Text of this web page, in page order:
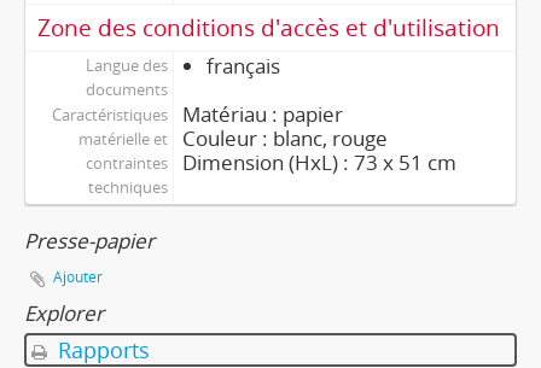
Zone des conditions d'accès et d'utilisation
Langue des
documents
français
Caractéristiques
matérielle et
contraintes
techniques
Matériau : papier
Couleur : blanc, rouge
Dimension (HxL) : 73 x 51 cm
Presse-papier
Ajouter
Explorer
Rapports